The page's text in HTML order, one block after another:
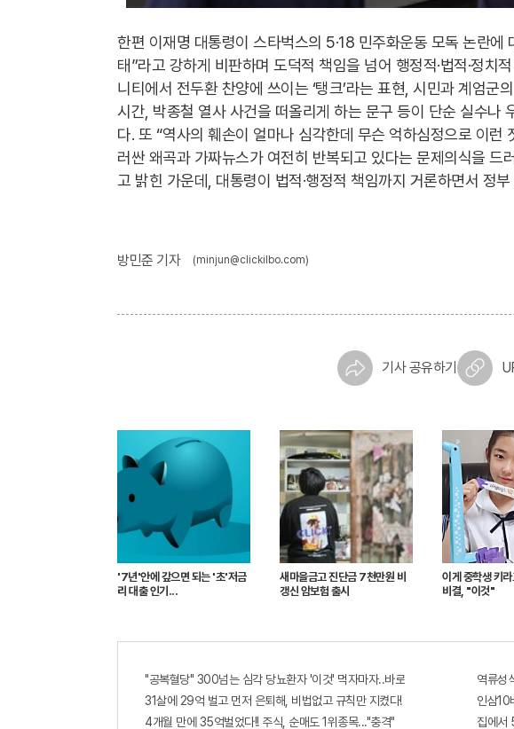
한편 이재명 대통령이 스타벅스의 5·18 민주화운동 모독 논란에
태”라고 강하게 비판하며 도덕적 책임을 넘어 행정적·법적·정치
니티에서 전두환 찬양에 쓰이는 ‘탱크’라는 표현, 시민과 계엄군
시간, 박종철 열사 사건을 떠올리게 하는 문구 등이 단순 실수나
다. 또 “역사의 훼손이 얼마나 심각한데 무슨 억하심정으로 이런
러싼 왜곡과 가짜뉴스가 여전히 반복되고 있다는 문제의식을 드
고 밝힌 가운데, 대통령이 법적·행정적 책임까지 거론하면서 정
방민준 기자 (minjun@clickilbo.com)
기사 공유하기
'7년'안에 갚으면 되는 '초'저금
리 대출 인기...
새마을금고 진단금 7천만원 비
갱신 암보험 출시
이게 중학생 키
비결, "이것"
"공복혈당" 300넘는 심각 당뇨환자 '이것' 먹자마자..바로
31살에 29억 벌고 먼저 은퇴해, 비법없고 규칙만 지켰다!
4개월 만에 35억벌었다!! 주식, 순매도 1위종목..."충격"
역류성
인삼10
집에서